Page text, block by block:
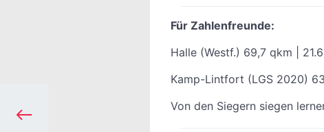
Für Zahlenfreunde:
Halle (Westf.) 69,7 qkm |
Kamp-Lintfort (LGS 2020)
Von den Siegern siegen